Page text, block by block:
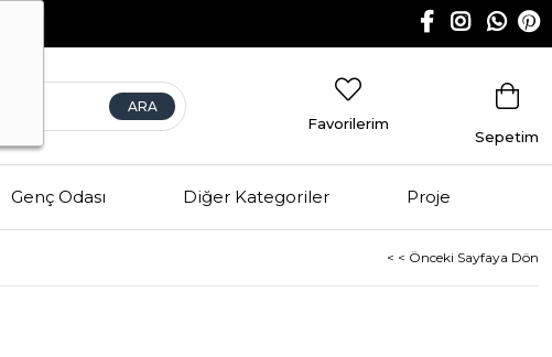
Sepetim
Favorilerim
Genç Odası Diğer Kategoriler Proje
< < Önceki Sayfaya Dön